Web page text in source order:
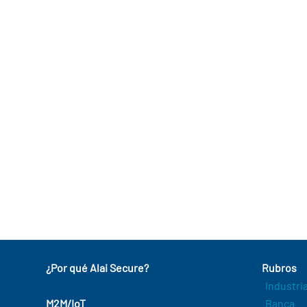
¿Por qué Alai Secure?
M2M/IoT
Rubros
Banca